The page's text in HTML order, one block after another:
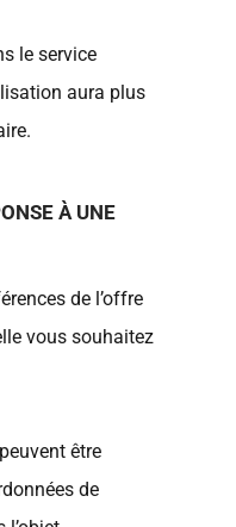
le service
aura plus
À UNE
de l’offre
vous souhaitez
être
de